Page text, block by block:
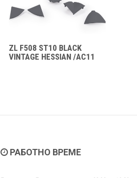
ZL F508 ST10 BLACK
VINTAGE HESSIAN /AC11
РАБОТНО ВРЕМЕ